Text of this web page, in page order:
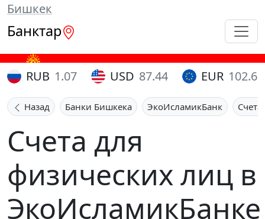
Бишкек
Банктар
RUB 1.07 USD 87.44 EUR 102.65
Назад Банки Бишкека ЭкоИсламикБанк
Счета для
физических лиц в
ЭкоИсламикБанке